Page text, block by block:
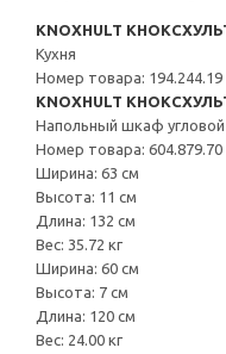
KNOXHULT
Кухня
Номер товара: 194.244.19
KNOXHULT
Напольный шкаф угловой
Номер товара: 604.879.70
Ширина: 63 см
Высота: 11 см
Длина: 132 см
Вес: 35.72 кг
Ширина: 60 см
Высота: 7 см
Длина: 120 см
Вес: 24.00 кг